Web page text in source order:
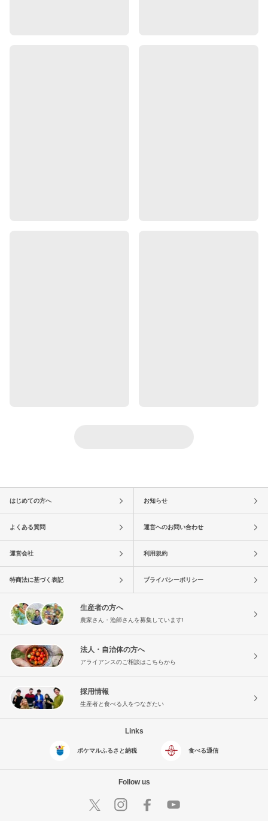
はじめての方へ お知らせ
よくある質問 運営へのお問い合わせ
運営会社 利用規約
特商法に基づく表記 プライバシーポリシー
生産者の方へ
農家さん・漁師さんを募集しています!
法人・自治体の方へ
アライアンスのご相談はこちらから
採用情報
生産者と食べる人をつなぎたい
Links
ポケマルふるさと納税 食べる通信
Follow us